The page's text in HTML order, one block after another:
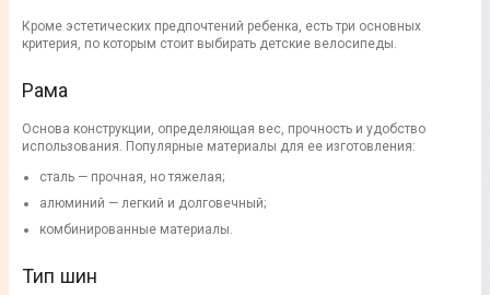
Кроме эстетических предпочтений ребенка, есть три основных
критерия, по которым стоит выбирать детские велосипеды.
Рама
Основа конструкции, определяющая вес, прочность и удобство
использования. Популярные материалы для ее изготовления:
сталь — прочная, но тяжелая;
алюминий — легкий и долговечный;
комбинированные материалы.
Тип шин